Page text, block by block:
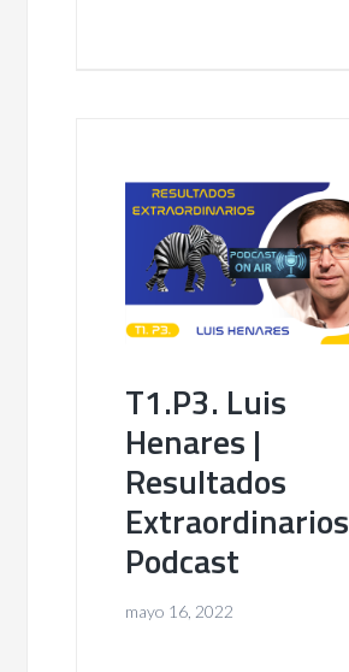
T1.P3. Luis
Henares |
Resultados
Extraordinarios
Podcast
mayo 16, 2022